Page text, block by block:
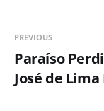
PREVIOUS
Paraíso
José de